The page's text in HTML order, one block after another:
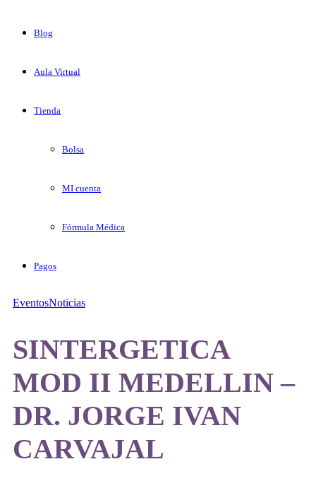
Blog
Aula Virtual
Tienda
Bolsa
MI cuenta
Fórmula Médica
Pagos
EventosNoticias
SINTERGETICA
MOD II MEDELLIN –
DR. JORGE IVAN
CARVAJAL